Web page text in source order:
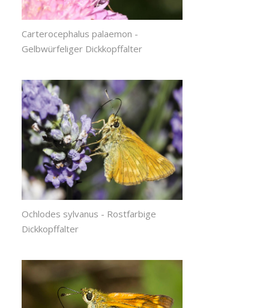
Carterocephalus palaemon -
Gelbwürfeliger Dickkopffalter
Ochlodes sylvanus - Rostfarbige
Dickkopffalter